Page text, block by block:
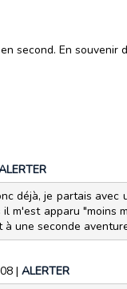
second. En souvenir
déjà, je partais
m'est apparu "moins
une seconde
| ALERTER